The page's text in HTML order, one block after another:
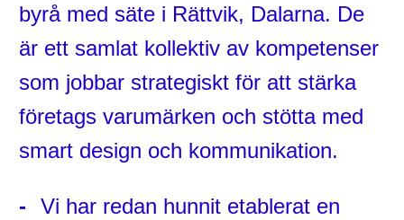
byrå med säte i Rättvik, Dalarna. De
är ett samlat kollektiv av kompetenser
som jobbar strategiskt för att stärka
företags varumärken och stötta med
smart design och kommunikation.
Vi har redan hunnit etablerat en